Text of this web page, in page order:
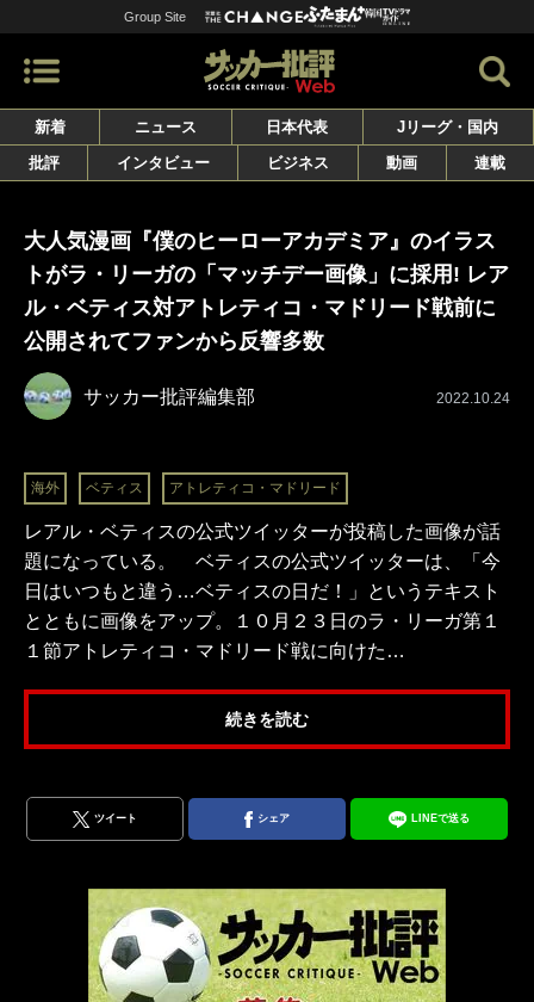
Group Site
新着 ニュース 日本代表
Jリーグ・国内
批評
インタビュー ビジネス 動画 連載
大人気漫画『僕のヒーローアカデミア』のイラス
トがラ・リーガの「マッチデー画像」に採用! レア
ル・ベティス対アトレティコ・マドリード戦前に
公開されてファンから反響多数
サッカー批評編集部 2022.10.24
海外 ベティス アトレティコ・マドリード
レアル・ベティスの公式ツイッターが投稿した画像が話
題になっている。 ベティスの公式ツイッターは、「今
日はいつもと違う…ベティスの日だ！」というテキスト
とともに画像をアップ。１０月２３日のラ・リーガ第１
１節アトレティコ・マドリード戦に向けた…
続きを読む
ツイート シェア LINEで送る